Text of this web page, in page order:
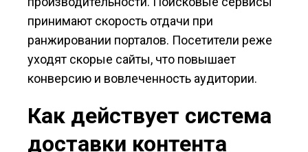
принимают скорость отдачи при
ранжировании порталов. Посетители реже
уходят скорые сайты, что повышает
конверсию и вовлеченность аудитории.
Как действует система
доставки контента